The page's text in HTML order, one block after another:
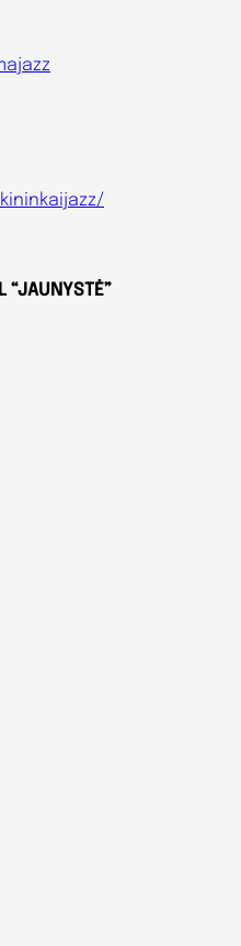
“JAUNYSTĖ”